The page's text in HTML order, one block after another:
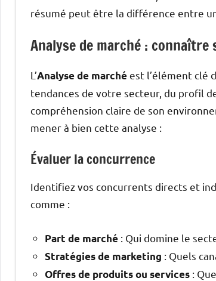
résumé peut être la différence entre
Analyse de marché :
L’Analyse de marchéest l’élément clé
tendances de votre secteur, du profil
compréhension claire de son
mener à bien cette analyse :
Évaluer la concurrence
Identifiez vos concurrents directs et
comme :
Part de marché : Qui domine le
Stratégies de marketing : Quels
Offres de produits ou services :